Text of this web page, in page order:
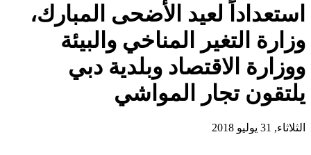
استعداداً لعيد الأضحى المبارك،
وزارة التغير المناخي والبيئة
ووزارة الاقتصاد وبلدية دبي
يلتقون تجار المواشي
الثلاثاء, 31 يوليو 2018